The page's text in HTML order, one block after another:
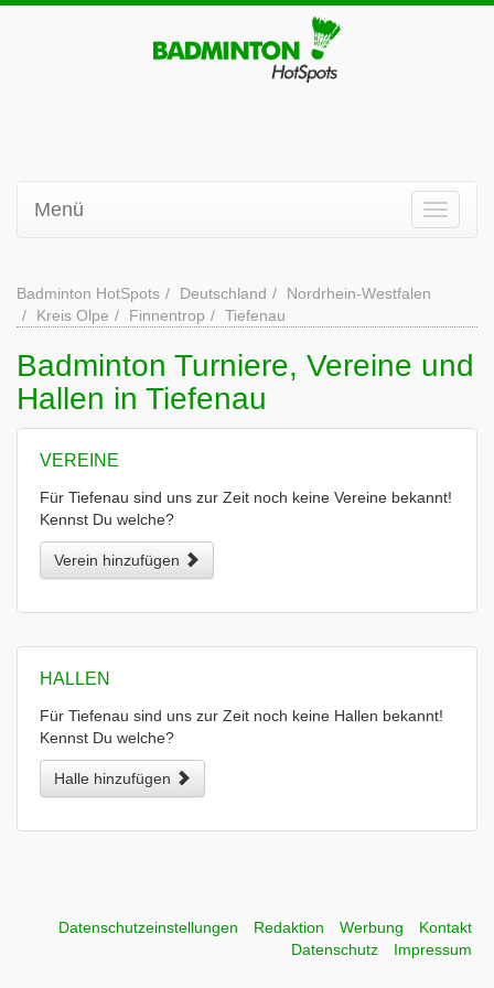
Menü
Badminton HotSpots Deutschland
Nordrhein-Westfalen
Kreis Olpe
Finnentrop Tiefenau
Badminton Turniere, Vereine und
Hallen in Tiefenau
VEREINE
Für Tiefenau sind uns zur Zeit noch keine Vereine bekannt!
Kennst Du welche?
Verein hinzufügen
HALLEN
Für Tiefenau sind uns zur Zeit noch keine Hallen bekannt!
Kennst Du welche?
Halle hinzufügen
Datenschutzeinstellungen Redaktion Werbung
Kontakt
Datenschutz
Impressum